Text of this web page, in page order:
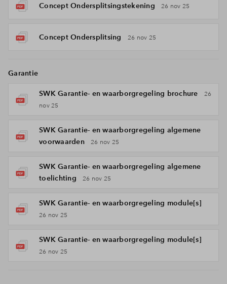
Concept Ondersplitsingstekening 26 nov 25
Concept Ondersplitsing 26 nov 25
Garantie
SWK Garantie- en waarborgregeling brochure
26
nov 25
SWK Garantie- en waarborgregeling algemene
voorwaarden
26 nov 25
SWK Garantie- en waarborgregeling algemene
toelichting
26 nov 25
SWK Garantie- en waarborgregeling module[s]
26 nov 25
SWK Garantie- en waarborgregeling module[s]
26 nov 25